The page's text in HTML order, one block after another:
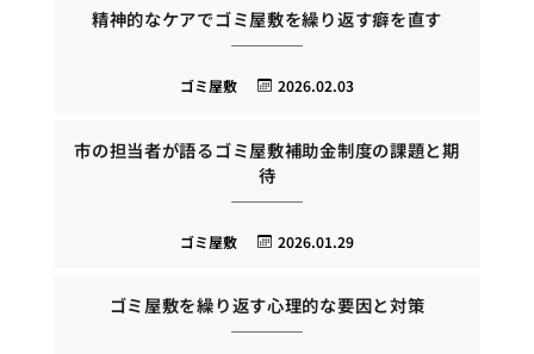
精神的なケアでゴミ屋敷を繰り返す癖を直す
2026.02.03
ゴミ屋敷
市の担当者が語るゴミ屋敷補助金制度の課題と期
待
2026.01.29
ゴミ屋敷
ゴミ屋敷を繰り返す心理的な要因と対策